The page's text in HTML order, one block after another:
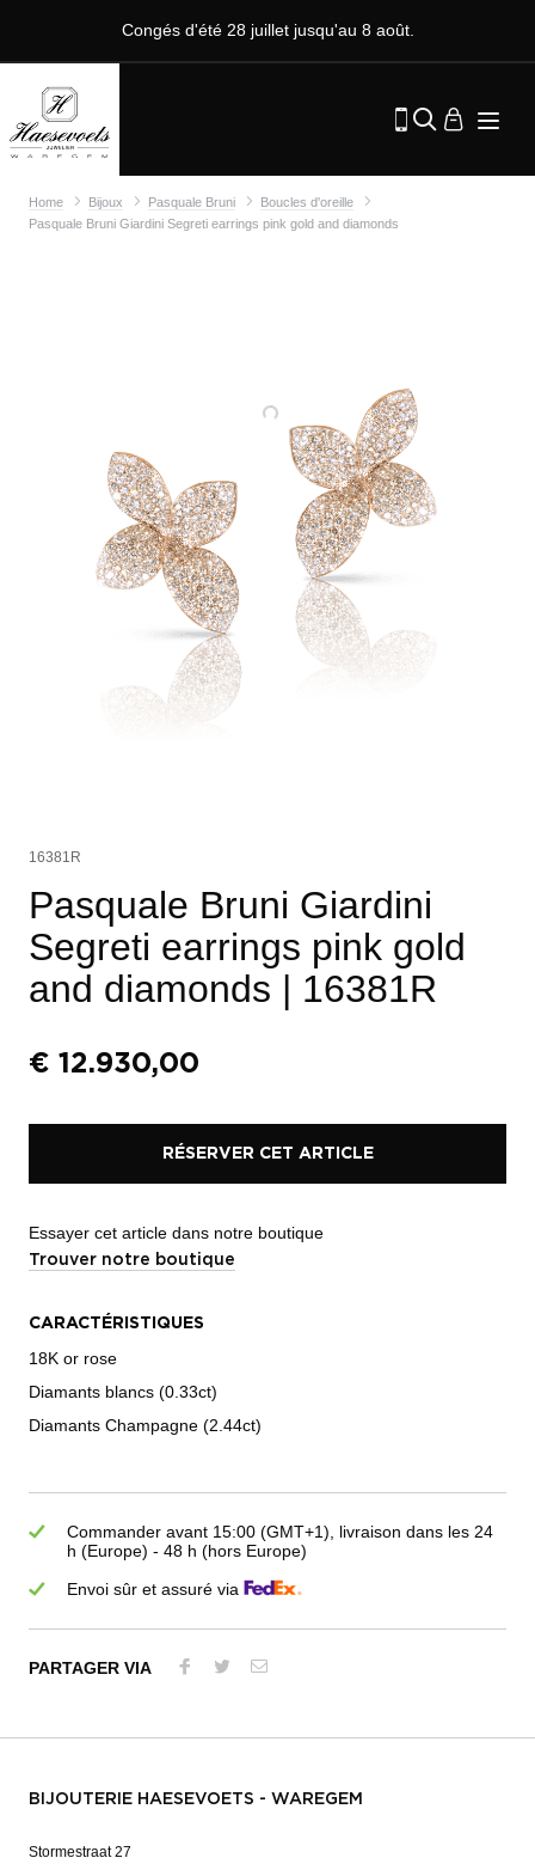
Congés d'été 28 juillet jusqu'au 8 août.
Home Bijoux Pasquale Bruni
Boucles d'oreille
Pasquale Bruni Giardini Segreti earrings pink gold and diamonds
16381R
Pasquale Bruni Giardini
Segreti earrings pink gold
and diamonds | 16381R
€ 12.930,00
RÉSERVER CET ARTICLE
Essayer cet article dans notre boutique
Trouver notre boutique
CARACTÉRISTIQUES
18K or rose
Diamants blancs (0.33ct)
Diamants Champagne (2.44ct)
Commander avant 15:00 (GMT+1), livraison dans les 24
h (Europe) - 48 h (hors Europe)
Envoi sûr et assuré via
PARTAGER VIA
BIJOUTERIE HAESEVOETS - WAREGEM
Stormestraat 27